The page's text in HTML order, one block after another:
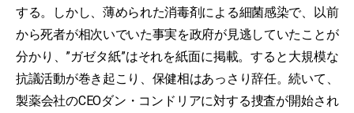
する。しかし、薄められた消毒剤による細菌感染で、以前
から死者が相次いでいた事実を政府が見逃していたことが
分かり、”ガゼタ紙”はそれを紙面に掲載。すると大規模な
抗議活動が巻き起こり、保健相はあっさり辞任。続いて、
製薬会社のCEOダン・コンドリアに対する捜査が開始され